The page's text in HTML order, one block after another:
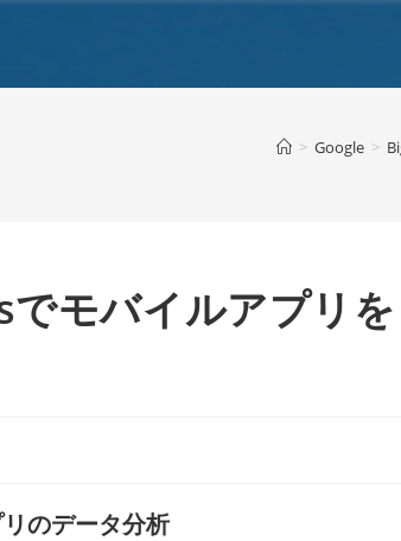
> Google >
モバイルアプリを
のデータ分析